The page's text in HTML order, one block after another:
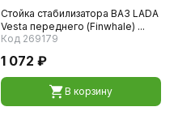
Стойка стабилизатора ВАЗ LADA
Vesta переднего (Finwhale) ...
Код 269179
1 072 ₽
В корзину